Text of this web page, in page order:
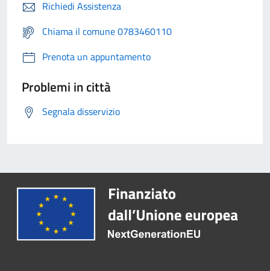
Richiedi Assistenza
Chiama il comune 0783460110
Prenota un appuntamento
Problemi in città
Segnala disservizio